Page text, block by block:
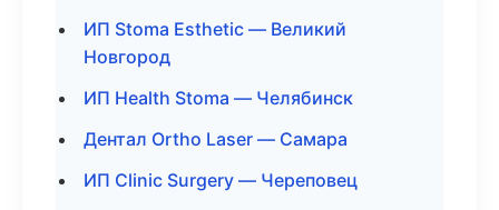
ИП Stoma Esthetic — Великий
Новгород
ИП Health Stoma — Челябинск
Дентал Ortho Laser — Самара
ИП Clinic Surgery — Череповец